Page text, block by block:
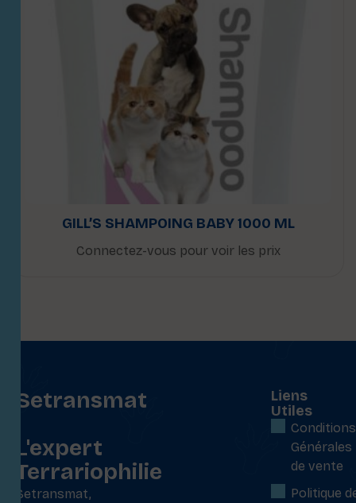
GILL’S SHAMPOING BABY 1000 ML
Connectez-vous pour voir les prix
Setransmat
L'expert
Terrariophilie
Setransmat,
Liens
Utiles
Conditions
Générales
de vente
Politique